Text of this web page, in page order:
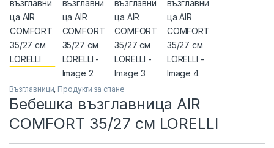
Възглавници, Продукти за спане
Бебешка възглавница AIR
COMFORT 35/27 см LORELLI